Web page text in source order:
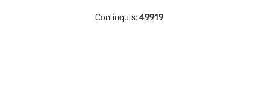
Continguts: 49919